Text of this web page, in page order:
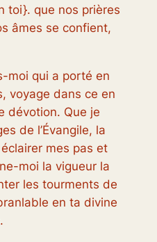
toi}. que nos prières
âmes se confient,
moi qui a porté en
voyage dans ce en
dévotion. Que je
de l’Évangile, la
mes pas et
moi la vigueur la
les tourments de
en ta divine